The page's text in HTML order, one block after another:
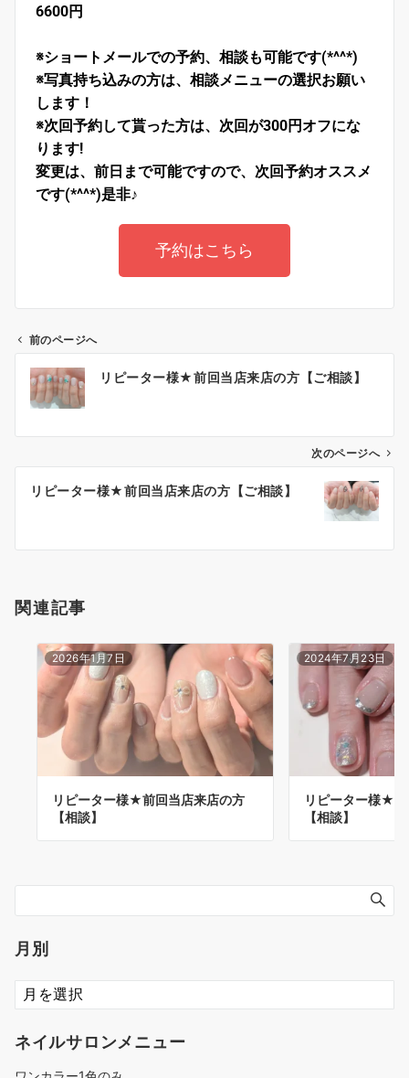
6600円
※ショートメールでの予約、相談も可能です(*^^*)
※写真持ち込みの方は、相談メニューの選択お願い
します！
※次回予約して貰った方は、次回が300円オフにな
ります!
変更は、前日まで可能ですので、次回予約オススメ
です(*^^*)是非♪
予約はこちら
前のページへ
リピーター様★前回当店来店の方【ご相談】
次のページへ
リピーター様★前回当店来店の方【ご相談】
関連記事
2026年1月7日
リピーター様★前回当店来店の方
【相談】
2024年7月23日
リピーター様★
【相談】
月別
ネイルサロンメニュー